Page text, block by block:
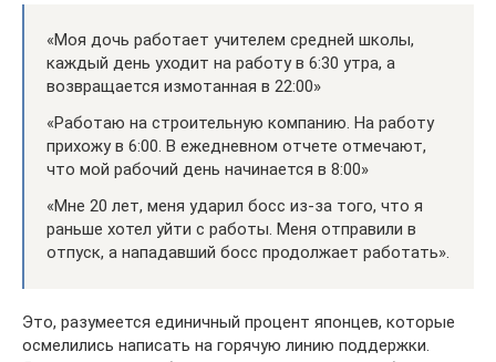
«Моя дочь работает учителем средней школы,
каждый день уходит на работу в 6:30 утра, а
возвращается измотанная в 22:00»
«Работаю на строительную компанию. На работу
прихожу в 6:00. В ежедневном отчете отмечают,
что мой рабочий день начинается в 8:00»
«Мне 20 лет, меня ударил босс из-за того, что я
раньше хотел уйти с работы. Меня отправили в
отпуск, а нападавший босс продолжает работать».
Это, разумеется единичный процент японцев, которые
осмелились написать на горячую линию поддержки.